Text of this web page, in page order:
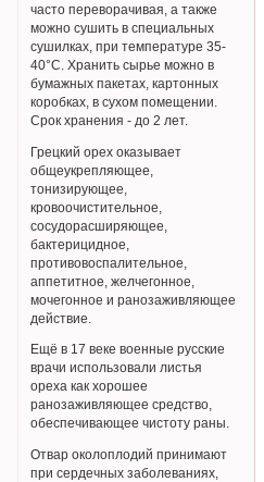
часто переворачивая, а также
можно сушить в специальных
сушилках, при температуре 35-
40°С. Хранить сырье можно в
бумажных пакетах, картонных
коробках, в сухом помещении.
Срок хранения - до 2 лет.
Грецкий орех оказывает
общеукрепляющее,
тонизирующее,
кровоочистительное,
сосудорасширяющее,
бактерицидное,
противовоспалительное,
аппетитное, желчегонное,
мочегонное и ранозаживляющее
действие.
Ещё в 17 веке военные русские
врачи использовали листья
ореха как хорошее
ранозаживляющее средство,
обеспечивающее чистоту раны.
Отвар околоплодий принимают
при сердечных заболеваниях,